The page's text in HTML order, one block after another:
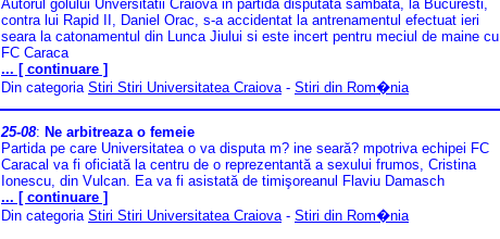
Autorul golului Unversitatii Craiova in partida disputata sambata, la Bucuresti,
contra lui Rapid II, Daniel Orac, s-a accidentat la antrenamentul efectuat ieri
seara la catonamentul din Lunca Jiului si este incert pentru meciul de maine cu
FC Caraca
... [ continuare ]
Din categoria Stiri Stiri Universitatea Craiova - Stiri din Rom�nia
25-08: Ne arbitreaza o femeie
Partida pe care Universitatea o va disputa m? ine seară? mpotriva echipei FC
Caracal va fi oficiată la centru de o reprezentantă a sexului frumos, Cristina
Ionescu, din Vulcan. Ea va fi asistată de timişoreanul Flaviu Damasch
... [ continuare ]
Din categoria Stiri Stiri Universitatea Craiova - Stiri din Rom�nia